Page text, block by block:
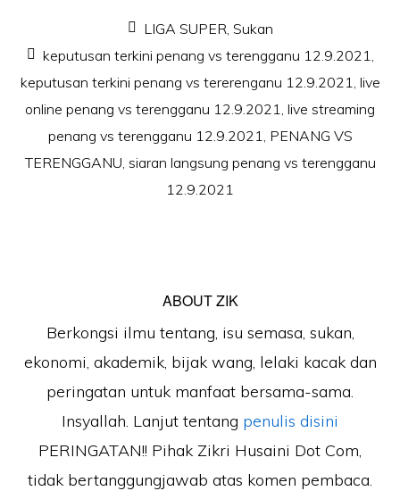
LIGA SUPER, Sukan
keputusan terkini penang vs terengganu 12.9.2021,
keputusan terkini penang vs tererenganu 12.9.2021, live
online penang vs terengganu 12.9.2021, live streaming
penang vs terengganu 12.9.2021, PENANG VS
TERENGGANU, siaran langsung penang vs terengganu
12.9.2021
ABOUTZIK
Berkongsi ilmu tentang, isu semasa, sukan,
ekonomi, akademik, bijak wang, lelaki kacak dan
peringatan untuk manfaat bersama-sama.
Insyallah. Lanjut tentang penulis disini
PERINGATAN!! Pihak Zikri Husaini Dot Com,
tidak bertanggungjawab atas komen pembaca.